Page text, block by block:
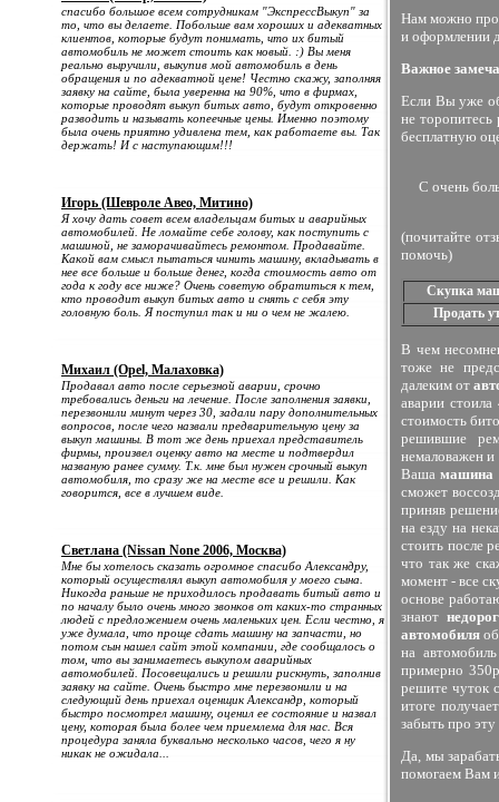
спасибо большое всем сотрудникам "ЭкспрессВыкуп" за
то, что вы делаете. Побольше вам хороших и адекватных
клиентов, которые будут понимать, что их битый
автомобиль не может стоить как новый. :) Вы меня
реально выручили, выкупив мой автомобиль в день
обращения и по адекватной цене! Честно скажу, заполняя
заявку на сайте, была уверенна на 90%, что в фирмах,
которые проводят выкуп битых авто, будут откровенно
разводить и называть копеечные цены. Именно поэтому
была очень приятно удивлена тем, как работаете вы. Так
держать! И с наступающим!!!
Игорь (Шевроле Авео, Митино)
Я хочу дать совет всем владельцам битых и аварийных
автомобилей. Не ломайте себе голову, как поступить с
машиной, не заморачивайтесь ремонтом. Продавайте.
Какой вам смысл пытаться чинить машину, вкладывать в
нее все больше и больше денег, когда стоимость авто от
года к году все ниже? Очень советую обратиться к тем,
кто проводит выкуп битых авто и снять с себя эту
головную боль. Я поступил так и ни о чем не жалею.
Михаил (Opel, Малаховка)
Продавал авто после серьезной аварии, срочно
требовались деньги на лечение. После заполнения заявки,
перезвонили минут через 30, задали пару дополнительных
вопросов, после чего назвали предварительную цену за
выкуп машины. В тот же день приехал представитель
фирмы, произвел оценку авто на месте и подтвердил
названую ранее сумму. Т.к. мне был нужен срочный выкуп
автомобиля, то сразу же на месте все и решили. Как
говорится, все в лучшем виде.
Светлана (Nissan None 2006, Москва)
Мне бы хотелось сказать огромное спасибо Александру,
который осуществлял выкуп автомобиля у моего сына.
Никогда раньше не приходилось продавать битый авто и
по началу было очень много звонков от каких-то странных
людей с предложением очень маленьких цен. Если честно, я
уже думала, что проще сдать машину на запчасти, но
потом сын нашел сайт этой компании, где сообщалось о
том, что вы занимаетесь выкупом аварийных
автомобилей. Посовещались и решили рискнуть, заполнив
заявку на сайте. Очень быстро мне перезвонили и на
следующий день приехал оценщик Александр, который
быстро посмотрел машину, оценил ее состояние и назвал
цену, которая была более чем приемлема для нас. Вся
процедура заняла буквально несколько часов, чего я ну
никак не ожидала...
Нам можно
и оформлении
Важное
Если Вы уже
не торопитесь
бесплатную
С очень
(почитайте
помочь)
Скупка
Продать
В чем
тоже не
далеким от
аварии
стоимость
решившие
немаловажен и
Вашамашина
сможет
приняв
на езду на
стоить после
что так же
момент - все
основе
знают
автомобиля
на
примерно
решите чуток
итоге
забыть про
Да, мы
помогаем Вам